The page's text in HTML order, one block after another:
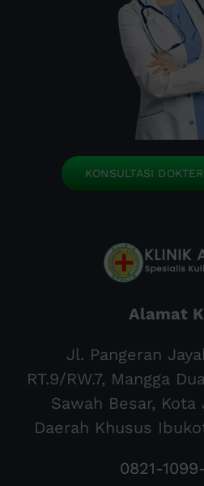
KONSULTASI
Alamat
Jl. Pangeran
RT.9/RW.7, Mangga
Sawah Besar, Kota
Daerah Khusus
0821-